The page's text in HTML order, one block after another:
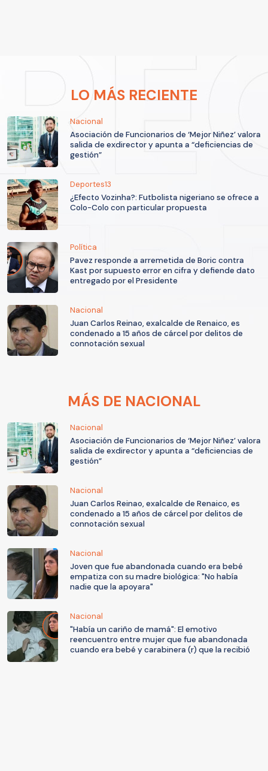
LO MÁS RECIENTE
Nacional
Asociación de Funcionarios de ‘Mejor Niñez’ valora
salida de exdirector y apunta a “deficiencias de
gestión”
Deportes13
¿Efecto Vozinha?: Futbolista nigeriano se ofrece a
Colo-Colo con particular propuesta
Política
Pavez responde a arremetida de Boric contra
Kast por supuesto error en cifra y defiende dato
entregado por el Presidente
Nacional
Juan Carlos Reinao, exalcalde de Renaico, es
condenado a 15 años de cárcel por delitos de
connotación sexual
MÁS DE NACIONAL
Nacional
Asociación de Funcionarios de ‘Mejor Niñez’ valora
salida de exdirector y apunta a “deficiencias de
gestión”
Nacional
Juan Carlos Reinao, exalcalde de Renaico, es
condenado a 15 años de cárcel por delitos de
connotación sexual
Nacional
Joven que fue abandonada cuando era bebé
empatiza con su madre biológica: "No había
nadie que la apoyara"
Nacional
"Había un cariño de mamá": El emotivo
reencuentro entre mujer que fue abandonada
cuando era bebé y carabinera (r) que la recibió